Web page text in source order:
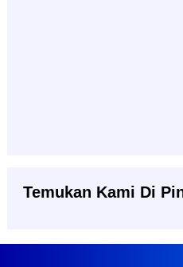
Temukan Kami Di